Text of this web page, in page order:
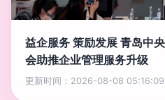
益企服务 策励发展 青岛中
会助推企业管理服务升级
更新时间：2026-08-08 05:16:09